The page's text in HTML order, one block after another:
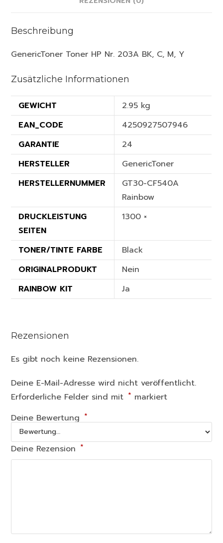
Beschreibung
GenericToner Toner HP Nr. 203A BK, C, M, Y
Zusätzliche Informationen
GEWICHT
2.95 kg
EAN_CODE
4250927507946
GARANTIE
24
HERSTELLER
GenericToner
HERSTELLERNUMMER
GT30-CF540A
Rainbow
DRUCKLEISTUNG
SEITEN
1300 ×
TONER/TINTE FARBE
Black
ORIGINALPRODUKT
Nein
RAINBOW KIT
Ja
Rezensionen
Es gibt noch keine Rezensionen.
Deine E-Mail-Adresse wird nicht veröffentlicht.
Erforderliche Felder sind mit * markiert
Deine Bewertung *
Deine Rezension *